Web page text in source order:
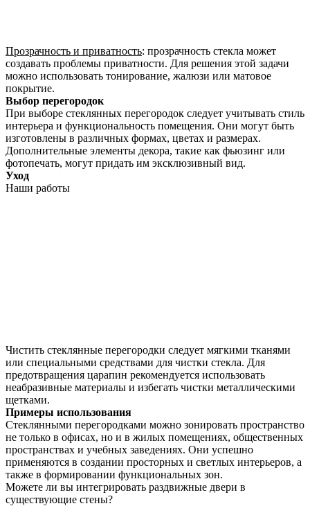
Прозрачность и приватность: прозрачность стекла может
создавать проблемы приватности. Для решения этой задачи
можно использовать тонирование, жалюзи или матовое
покрытие.
Выбор перегородок
При выборе стеклянных перегородок следует учитывать стиль
интерьера и функциональность помещения. Они могут быть
изготовлены в различных формах, цветах и размерах.
Дополнительные элементы декора, такие как фьюзинг или
фотопечать, могут придать им эксклюзивный вид.
Уход
Наши работы
Чистить стеклянные перегородки следует мягкими тканями
или специальными средствами для чистки стекла. Для
предотвращения царапин рекомендуется использовать
неабразивные материалы и избегать чистки металлическими
щетками.
Примеры использования
Стеклянными перегородками можно зонировать пространство
не только в офисах, но и в жилых помещениях, общественных
пространствах и учебных заведениях. Они успешно
применяются в создании просторных и светлых интерьеров, а
также в формировании функциональных зон.
Можете ли вы интегрировать раздвижные двери в
существующие стены?